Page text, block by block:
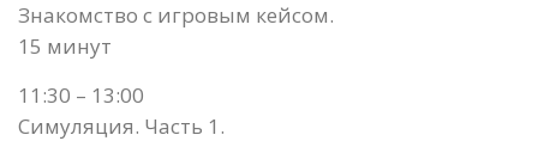
Знакомство с игровым кейсом.
15 минут
11:30 – 13:00
Симуляция. Часть 1.